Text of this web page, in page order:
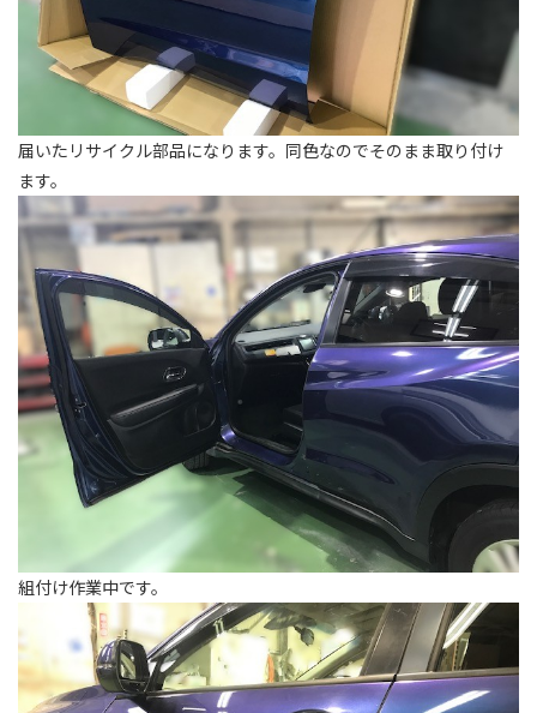
届いたリサイクル部品になります。同色なのでそのまま取り付け
ます。
組付け作業中です。